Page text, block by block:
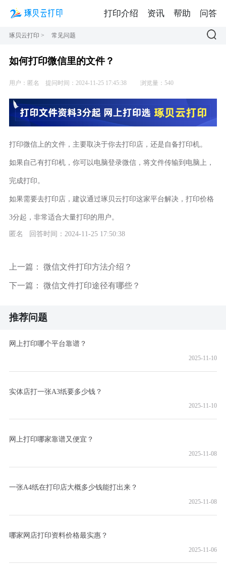
琢贝云打印 > 常见问题
如何打印微信里的文件？
用户：匿名 提问时间：2024-11-25 17:45:38 浏览量：540
打印微信上的文件，主要取决于你去打印店，还是自备打印机。
如果自己有打印机，你可以电脑登录微信，将文件传输到电脑上，
完成打印。
如果需要去打印店，建议通过琢贝云打印这家平台解决，打印价格
3分起，非常适合大量打印的用户。
匿名 回答时间：2024-11-25 17:50:38
上一篇： 微信文件打印方法介绍？
下一篇： 微信文件打印途径有哪些？
推荐问题
网上打印哪个平台靠谱？
2025-11-10
实体店打一张A3纸要多少钱？
2025-11-10
网上打印哪家靠谱又便宜？
2025-11-08
一张A4纸在打印店大概多少钱能打出来？
2025-11-08
哪家网店打印资料价格最实惠？
2025-11-06
打印介绍 资讯 帮助 问答